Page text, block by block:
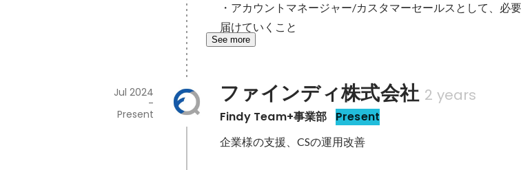
・アカウントマネージャー/カスタマーセールスとして、必
届けていくこと
See more
ファインディ株式会社 2 years
Findy Team+事業部 Present
Jul 2024
-
Present
企業様の支援、CSの運用改善